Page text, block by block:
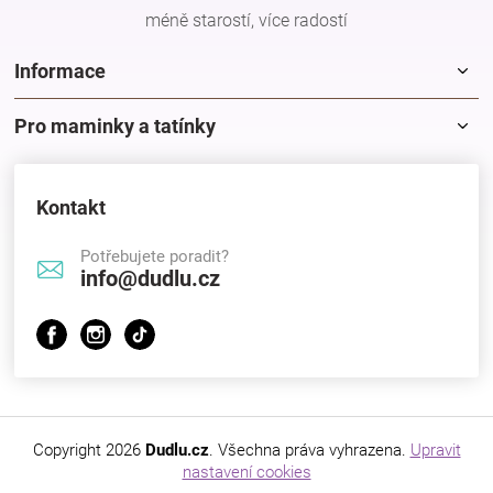
méně starostí, více radostí
Informace
Pro maminky a tatínky
Kontakt
Potřebujete poradit?
info@dudlu.cz
Copyright 2026 Dudlu.cz. Všechna práva vyhrazena. Upravit
nastavení cookies